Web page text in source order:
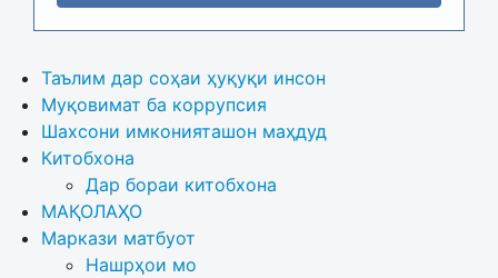
Таълим дар соҳаи ҳуқуқи инсон
Муқовимат ба коррупсия
Шахсони имконияташон маҳдуд
Китобхона
Дар бораи китобхона
МАҚОЛАҲО
Маркази матбуот
Нашрҳои мо